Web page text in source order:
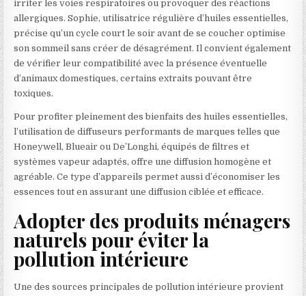
irriter les voies respiratoires ou provoquer des réactions
allergiques. Sophie, utilisatrice régulière d’huiles essentielles,
précise qu’un cycle court le soir avant de se coucher optimise
son sommeil sans créer de désagrément. Il convient également
de vérifier leur compatibilité avec la présence éventuelle
d’animaux domestiques, certains extraits pouvant être
toxiques.
Pour profiter pleinement des bienfaits des huiles essentielles,
l’utilisation de diffuseurs performants de marques telles que
Honeywell, Blueair ou De’Longhi, équipés de filtres et
systèmes vapeur adaptés, offre une diffusion homogène et
agréable. Ce type d’appareils permet aussi d’économiser les
essences tout en assurant une diffusion ciblée et efficace.
Adopter des produits ménagers
naturels pour éviter la
pollution intérieure
Une des sources principales de pollution intérieure provient